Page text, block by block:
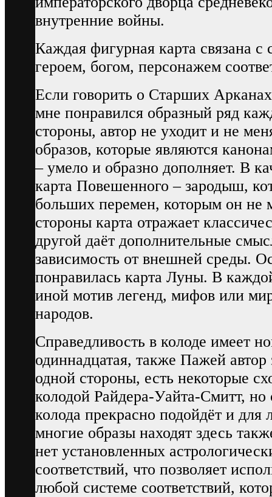
внутренние войны.
Каждая фигурная карта связана
героем, богом, персонажем
Если говорить о Старших
мне понравился образный ряд
стороны, автор не уходит и не
образов, которые являются
– умело и образно дополняет. В
карта Повешенного – зародыш,
больших перемен, которым он не
стороны карта отражает
другой даёт дополнительные
зависимость от внешней среды.
понравилась карта Луны. В
иной мотив легенд, мифов или
народов.
Справедливость в колоде имеет
одиннадцатая, также Пажей
одной стороны, есть некоторые
колодой Райдера-Уайта-Смитт, но
колода прекрасно подойдёт и для
многие образы находят здесь
нет установленных
соответствий, что позволяет
любой системе соответствий,